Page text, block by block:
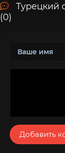
Турецкий
(0)
Добавить